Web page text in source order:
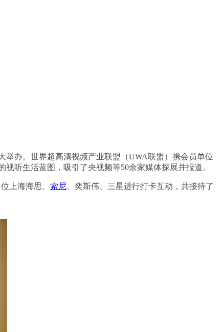
办。世界超高清视频产业联盟（UWA联盟）携会员单位
听生活蓝图，吸引了央视频等50余家媒体探展并报道。
上海海思、 索尼 、奕斯伟、三星进行打卡互动，共接待了